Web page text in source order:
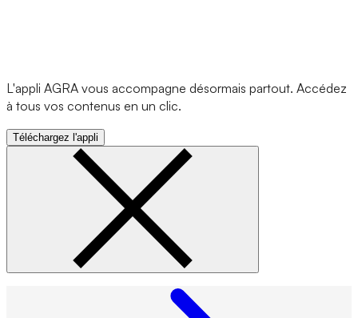
L'appli AGRA vous accompagne désormais partout. Accédez
à tous vos contenus en un clic.
Téléchargez l'appli